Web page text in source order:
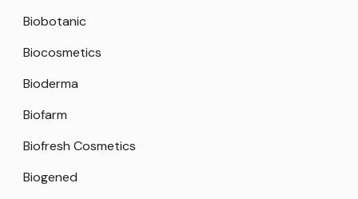
Biobotanic
Biocosmetics
Bioderma
Biofarm
Biofresh Cosmetics
Biogened